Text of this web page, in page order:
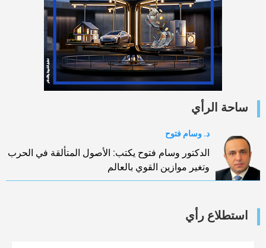
ساحة الرأي
د. وسام فتوح
الدكتور وسام فتوح يكتب: الأصول المتألقة في الحرب
وتغير موازين القوي بالعالم
استطلاع رأي